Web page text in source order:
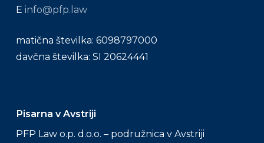
E info@pfp.law
matična številka: 6098797000
davčna številka: SI 20624441
Pisarna v Avstriji
PFP Law o.p. d.o.o. – podružnica v Avstriji